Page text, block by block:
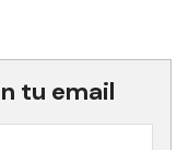
tu email